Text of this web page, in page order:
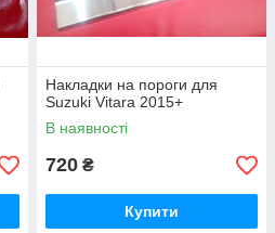
Накладки на пороги для
Suzuki Vitara 2015+
В наявності
720 ₴
Купити